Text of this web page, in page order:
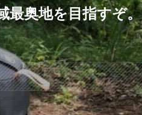
最奥地を目指すぞ。